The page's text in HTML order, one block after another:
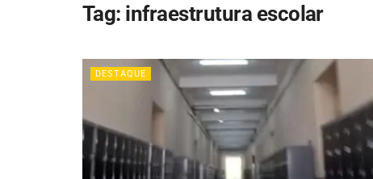
Tag: infraestrutura escolar
DESTAQUE